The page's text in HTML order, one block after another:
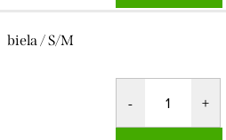
biela / S/M